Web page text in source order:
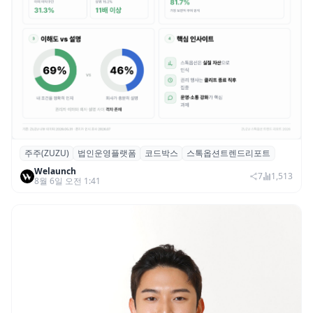
스톡옵션 취소율 2년 만에 18.2%→31.3%…
권리 발생 즉시 행사 비중도 급증
주주(ZUZU) 법인운영플랫폼 코드박스
스톡옵션트렌드리포트
Welaunch
8월 6일 오전 1:41
7 1,513